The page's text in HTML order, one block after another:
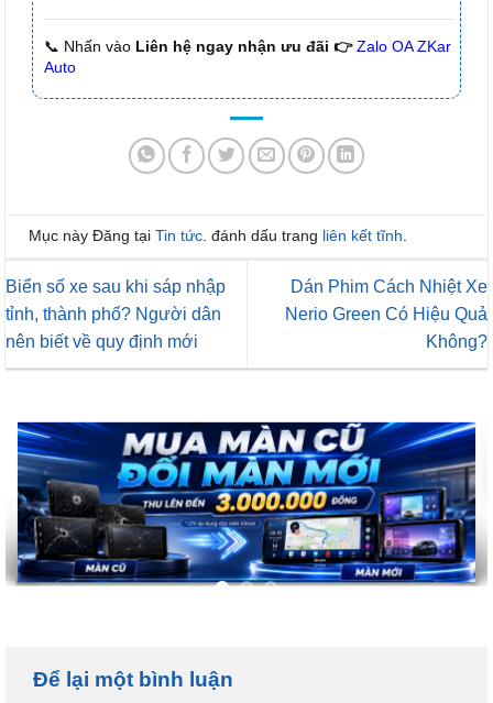
📞 Nhấn vào Liên hệ ngay nhận ưu đãi 👉 Zalo OA ZKar
Auto
Mục này Đăng tại Tin tức. đánh dấu trang liên kết tĩnh.
Biển số xe sau khi sáp nhập
tỉnh, thành phố? Người dân
nên biết về quy định mới
Dán Phim Cách Nhiệt Xe
Nerio Green Có Hiệu Quả
Không?
Để lại một bình luận